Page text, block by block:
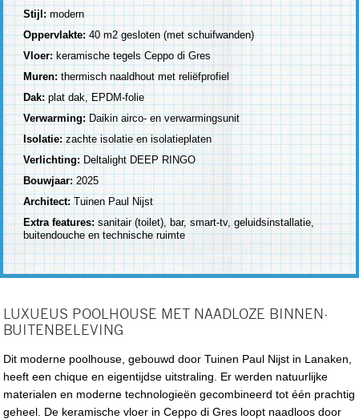
Stijl:modern
Oppervlakte: 40 m2 gesloten (met schuifwanden)
Vloer: keramische tegels Ceppo di Gres
Muren:thermisch naaldhout met reliëfprofiel
Dak: plat dak, EPDM-folie
Verwarming: Daikin airco- en verwarmingsunit
Isolatie:zachte isolatie en isolatieplaten
Verlichting: Deltalight DEEP RINGO
Bouwjaar: 2025
Architect:Tuinen Paul Nijst
Extra features:sanitair (toilet), bar, smart-tv, geluidsinstallatie,
buitendouche en technische ruimte
LUXUEUS POOLHOUSE MET NAADLOZE BINNEN-
BUITENBELEVING
Dit moderne poolhouse, gebouwd door Tuinen Paul Nijst in Lanaken,
heeft een chique en eigentijdse uitstraling. Er werden natuurlijke
materialen en moderne technologieën gecombineerd tot één prachtig
geheel. De keramische vloer in Ceppo di Gres loopt naadloos door